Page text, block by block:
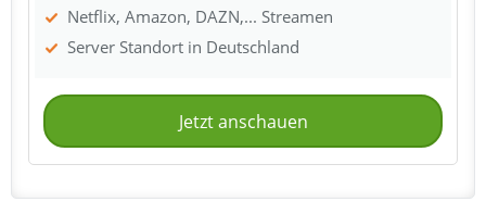
Netflix, Amazon, DAZN,... Streamen
Server Standort in Deutschland
Jetzt anschauen